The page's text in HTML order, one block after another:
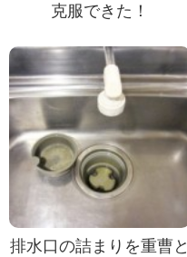
克服できた！
排水口の詰まりを重曹と